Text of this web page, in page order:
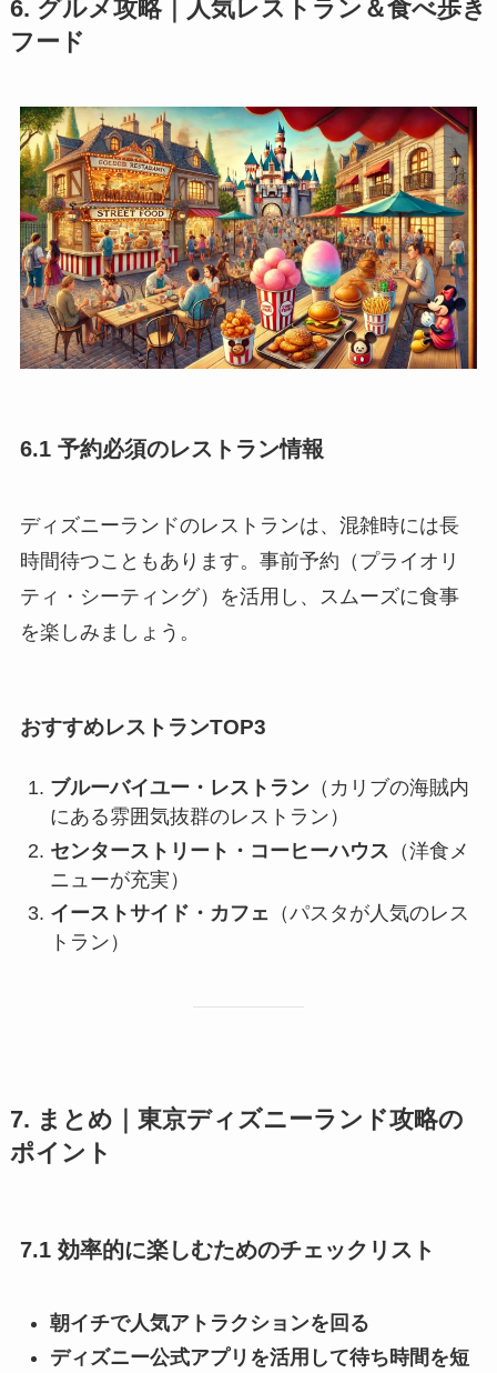
6. グルメ攻略｜人気レストラン＆食べ歩き
フード
6.1 予約必須のレストラン情報
ディズニーランドのレストランは、混雑時には長
時間待つこともあります。事前予約（プライオリ
ティ・シーティング）を活用し、スムーズに食事
を楽しみましょう。
おすすめレストランTOP3
ブルーバイユー・レストラン（カリブの海賊内
にある雰囲気抜群のレストラン）
センターストリート・コーヒーハウス （洋食メ
ニューが充実）
イーストサイド・カフェ （パスタが人気のレス
トラン）
7. まとめ｜東京ディズニーランド攻略の
ポイント
7.1 効率的に楽しむためのチェックリスト
朝イチで人気アトラクションを回る
ディズニー公式アプリを活用して待ち時間を短